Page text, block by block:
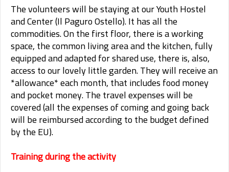
The volunteers will be staying at our Youth Hostel
and Center (Il Paguro Ostello). It has all the
commodities. On the first floor, there is a working
space, the common living area and the kitchen, fully
equipped and adapted for shared use, there is, also,
access to our lovely little garden. They will receive an
*allowance* each month, that includes food money
and pocket money. The travel expenses will be
covered (all the expenses of coming and going back
will be reimbursed according to the budget defined
by the EU).
Training during the activity